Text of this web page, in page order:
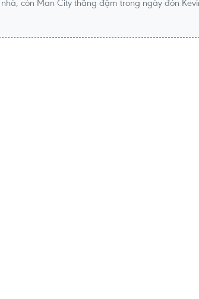
còn Man City thắng đậm trong ngày đón